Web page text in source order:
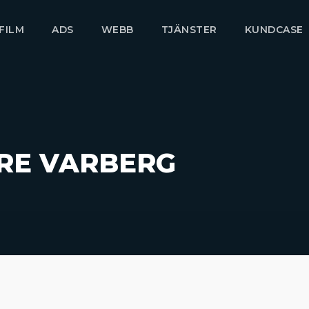
ADS WEBB TJÄNSTER KUNDCASE
VARBERG